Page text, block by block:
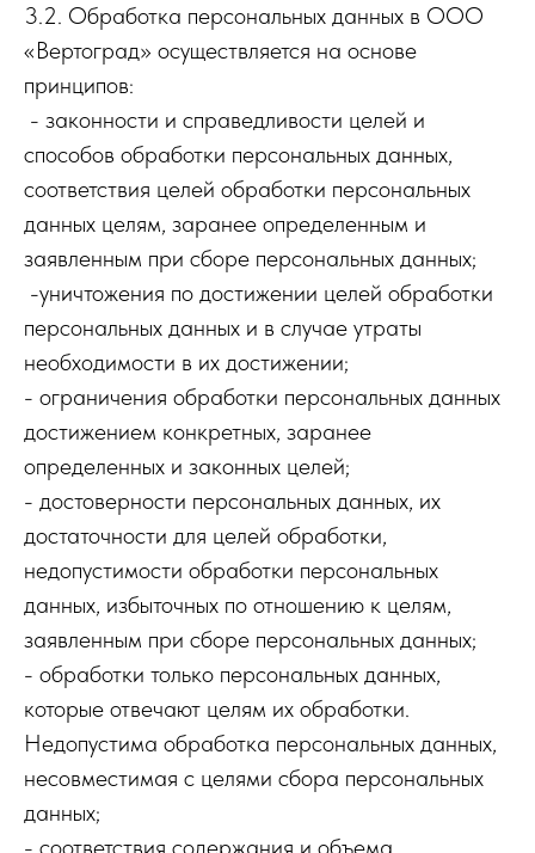
3.2. Обработка персональных данных в ООО
«Вертоград» осуществляется на основе
принципов:
- законности и справедливости целей и
способов обработки персональных данных,
соответствия целей обработки персональных
данных целям, заранее определенным и
заявленным при сборе персональных данных;
-уничтожения по достижении целей обработки
персональных данных и в случае утраты
необходимости в их достижении;
- ограничения обработки персональных данных
достижением конкретных, заранее
определенных и законных целей;
- достоверности персональных данных, их
достаточности для целей обработки,
недопустимости обработки персональных
данных, избыточных по отношению к целям,
заявленным при сборе персональных данных;
- обработки только персональных данных,
которые отвечают целям их обработки.
Недопустима обработка персональных данных,
несовместимая с целями сбора персональных
данных;
- соответствия содержания и объема